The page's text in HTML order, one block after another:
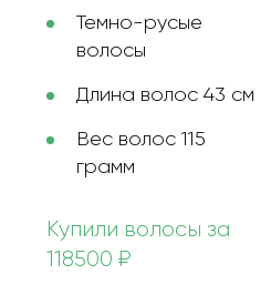
Темно-русые
волосы
Длина волос 43 см
Вес волос 115
грамм
Купили волосы за
118500 ₽